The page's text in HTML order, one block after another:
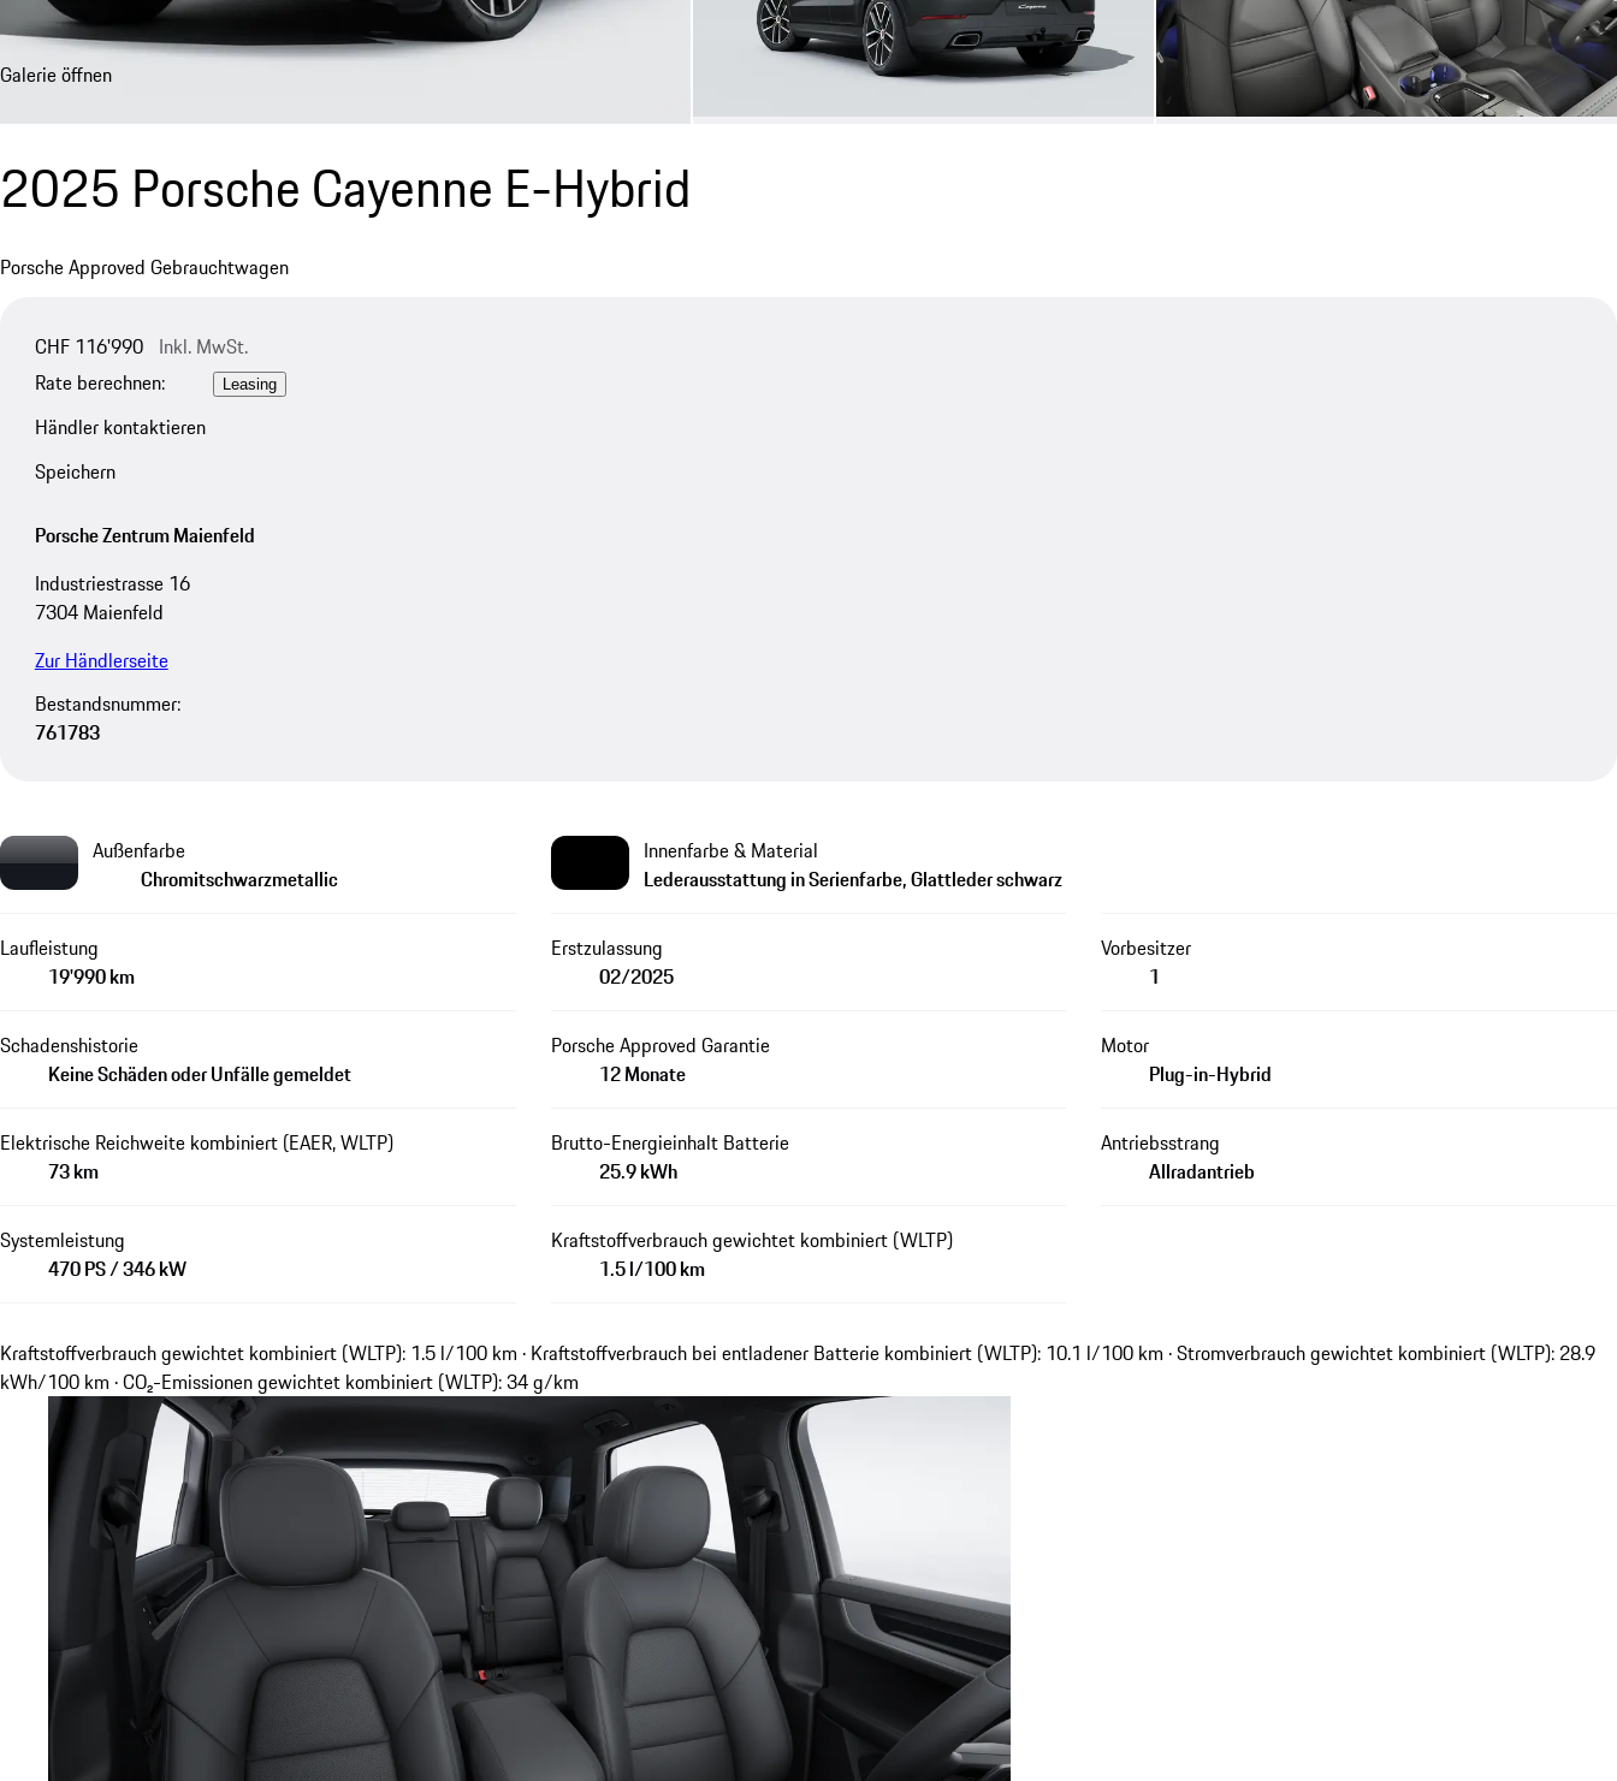
Galerie öffnen
2025 Porsche Cayenne E-Hybrid
Porsche Approved Gebrauchtwagen
CHF 116'990 Inkl. MwSt.
Rate berechnen:
Leasing
Händler kontaktieren
Speichern
Porsche Zentrum Maienfeld
Industriestrasse 16
7304 Maienfeld
Zur Händlerseite
Bestandsnummer:
761783
Außenfarbe
Chromitschwarzmetallic
Innenfarbe & Material
Lederausstattung in Serienfarbe, Glattleder schwarz
Laufleistung
19'990 km
Erstzulassung
02/2025
Vorbesitzer
1
Schadenshistorie
Keine Schäden oder Unfälle gemeldet
Porsche Approved Garantie
12 Monate
Motor
Plug-in-Hybrid
Elektrische Reichweite kombiniert (EAER, WLTP)
73 km
Brutto-Energieinhalt Batterie
25.9 kWh
Antriebsstrang
Allradantrieb
Systemleistung
470 PS / 346 kW
Kraftstoffverbrauch gewichtet kombiniert (WLTP)
1.5 l/100 km
Kraftstoffverbrauch gewichtet kombiniert (WLTP): 1.5 l/100 km · Kraftstoffverbrauch bei entladener Batterie kombiniert (WLTP): 10.1 l/100 km · Stromverbrauch gewichtet kombiniert (WLTP): 28.9
kWh/100 km · CO₂-Emissionen gewichtet kombiniert (WLTP): 34 g/km